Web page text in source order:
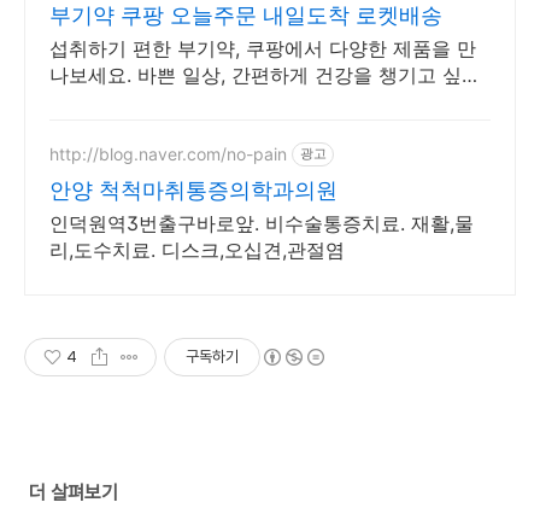
부기약 쿠팡 오늘주문 내일도착 로켓배송
섭취하기 편한 부기약, 쿠팡에서 다양한 제품을 만
나보세요. 바쁜 일상, 간편하게 건강을 챙기고 싶다
http://blog.naver.com/no-pain 광고
안양 척척마취통증의학과의원
인덕원역3번출구바로앞. 비수술통증치료. 재활,물
리,도수치료. 디스크,오십견,관절염
4 구독하기
더 살펴보기